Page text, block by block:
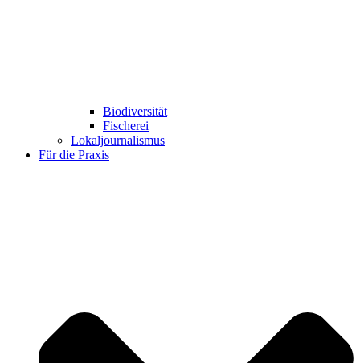
Biodiversität
Fischerei
Lokaljournalismus
Für die Praxis